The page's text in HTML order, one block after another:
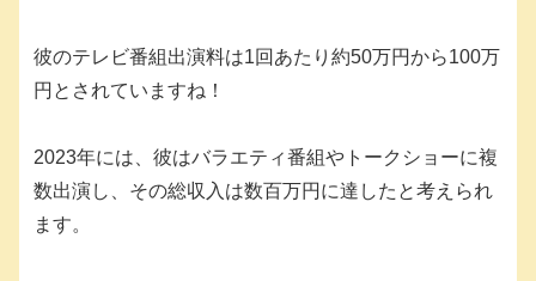
彼のテレビ番組出演料は1回あたり約50万円から100万
円とされていますね！
2023年には、彼はバラエティ番組やトークショーに複
数出演し、その総収入は数百万円に達したと考えられ
ます。